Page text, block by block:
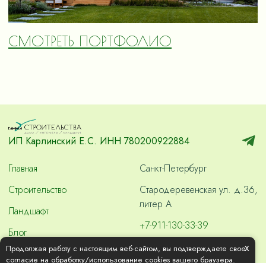
СМОТРЕТЬ ПОРТФОЛИО
ИП Карлинский Е.С. ИНН 780200922884
Главная
Строительство
Ландшафт
Блог
Контакты
Санкт-Петербург
Стародеревенская ул. д.36,
литер А
+7-911-130-33-39
skvashdom2000@gmail.com
Продолжая работу с настоящим веб-сайтом, вы подтверждаете свое
согласие на обработку/использование cookies вашего браузера.
x